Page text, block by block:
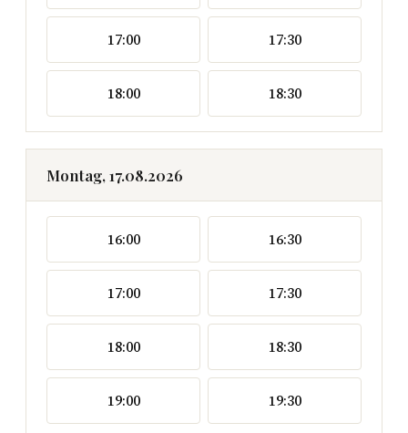
17:00 17:30
18:00 18:30
Montag, 17.08.2026
16:00 16:30
17:00 17:30
18:00 18:30
19:00 19:30